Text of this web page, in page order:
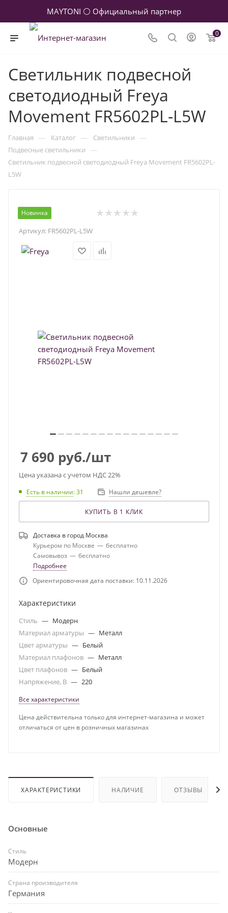
MAYTONI ⚪ Официальный партнер
0
Светильник подвесной
светодиодный Freya
Movement FR5602PL-L5W
Главная — Каталог — Светильники —
Подвесные светильники —
Светильник подвесной светодиодный Freya Movement FR5602PL-
L5W
Новинка
Артикул: FR5602PL-L5W
7 690 руб./шт
Цена указана с учетом НДС 22%
Есть в наличии: 31 Нашли дешевле?
КУПИТЬ В 1 КЛИК
Доставка в город Москва
Курьером по Москве — бесплатно
Самовывоз — бесплатно
Подробнее
Ориентировочная дата поставки: 10.11.2026
Характеристики
Стиль — Модерн
Материал арматуры — Металл
Цвет арматуры — Белый
Материал плафонов — Металл
Цвет плафонов — Белый
Напряжение, В — 220
Все характеристики
Цена действительна только для интернет-магазина и может
отличаться от цен в розничных магазинах
ХАРАКТЕРИСТИКИ НАЛИЧИЕ ОТЗЫВЫ
Основные
Стиль
Модерн
Страна производителя
Германия